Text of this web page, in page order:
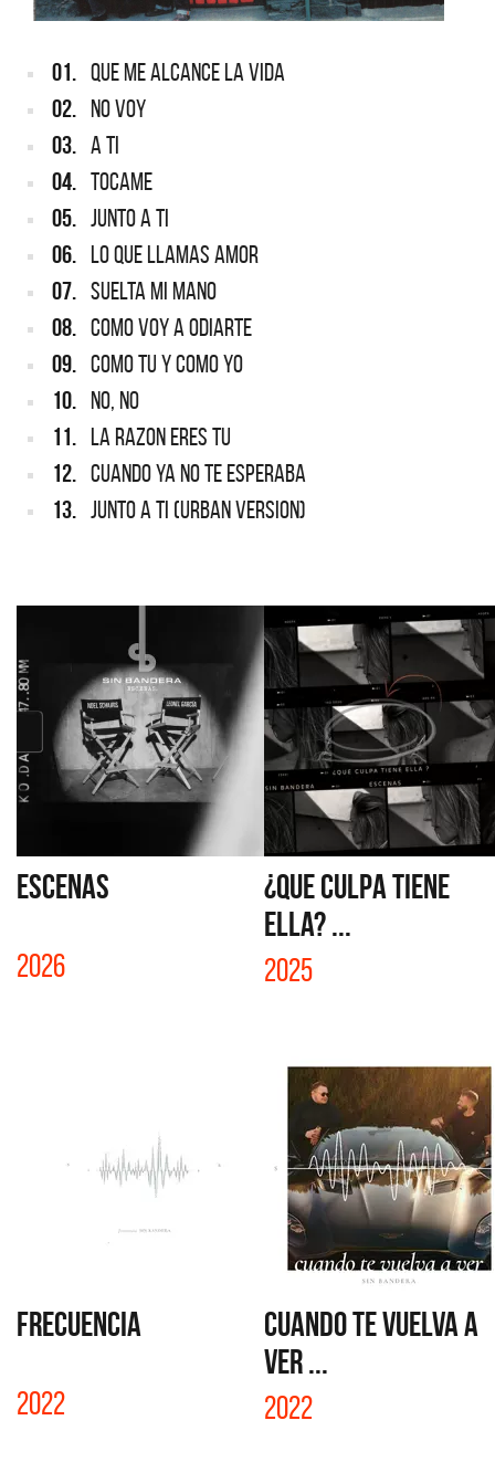
01. QUE ME ALCANCE LA VIDA
02. NO VOY
03. A TI
04. TOCAME
05. JUNTO A TI
06. LO QUE LLAMAS AMOR
07. SUELTA MI MANO
08. COMO VOY A ODIARTE
09. COMO TU Y COMO YO
10. NO, NO
11. LA RAZON ERES TU
12. CUANDO YA NO TE ESPERABA
13. JUNTO A TI (URBAN VERSION)
ESCENAS
2026
¿QUE CULPA TIENE
ELLA? ...
2025
FRECUENCIA
2022
CUANDO TE VUELVA A
VER ...
2022